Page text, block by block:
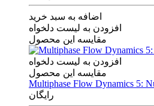
اضافه به سبد خرید
افزودن به لیست دلخواه
مقایسه این محصول
افزودن به لیست دلخواه
مقایسه این محصول
Multiphase Flow Dynamics 5:
رایگان